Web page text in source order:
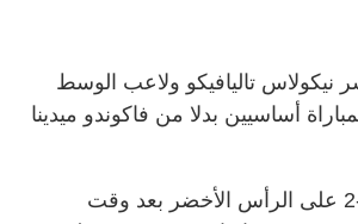
نيكولاس تاليافيكو ولاعب الوسط
أساسيين بدلا ‌من فاكوندو ميدينا
فازت الأرجنتين 3-2 على الرأس الأخضر بعد ​وقت